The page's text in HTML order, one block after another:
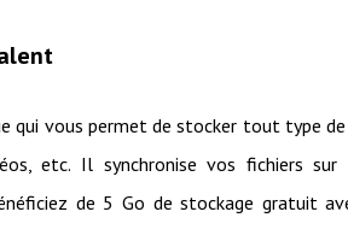
qui vous permet de stocker tout type
etc. Il synchronise vos fichiers
de 5 Go de stockage gratuit